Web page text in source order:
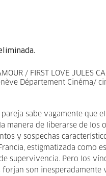
/ FIRST LOVE JULES
Département Cinéma/
pareja sabe vagamente que
manera de liberarse de los
y sospechas
estigmatizada como
supervivencia. Pero los
forjan son inesperadamente